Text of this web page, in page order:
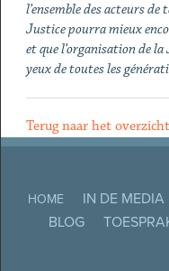
l’ensemble des acteurs
Justice pourra mieux
et que l’organisation de
yeux de toutes les
Terug naar het overzicht
HOME IN DE MEDIA
BLOG